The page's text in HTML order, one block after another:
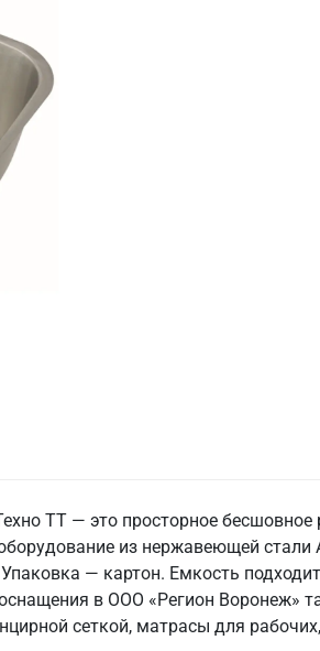
ТТ — это просторное
из нержавеющей
— картон. Емкость
в ООО «Регион Воронеж»
сеткой, матрасы для